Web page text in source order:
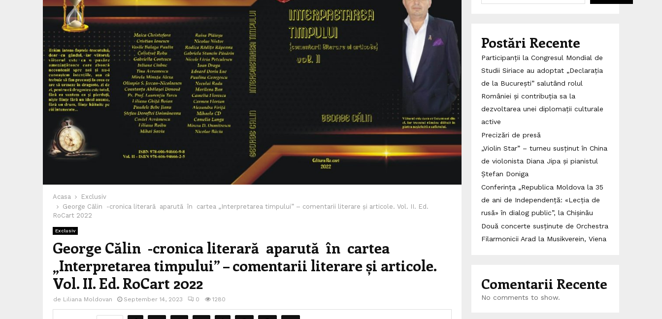
Acasa
Exclusiv
George Călin -cronica literară aparută în cartea „Interpretarea timpului” – comentarii literare și articole. Vol. II. Ed.
RoCart 2022
Exclusiv
George Călin -cronica literară aparută în cartea
„Interpretarea timpului” – comentarii literare și articole.
Vol. II. Ed. RoCart 2022
de Liliana Moldovan September 14, 2023 0 1280
Postări Recente
Participanții la Congresul Mondial de
Studii Siriace au adoptat „Declarația
de la București” salutând rolul
României și contribuția sa la
dezvoltarea unei diplomații culturale
active
Precizări de presă
„Violin Star” – turneu susținut în China
de violonista Diana Jipa și pianistul
Ștefan Doniga
Conferința „Republica Moldova la 35
de ani de Independență: «Lecția de
rusă» în dialog public”, la Chișinău
Două concerte susținute de Orchestra
Filarmonicii Arad la Musikverein, Viena
Comentarii Recente
No comments to show.